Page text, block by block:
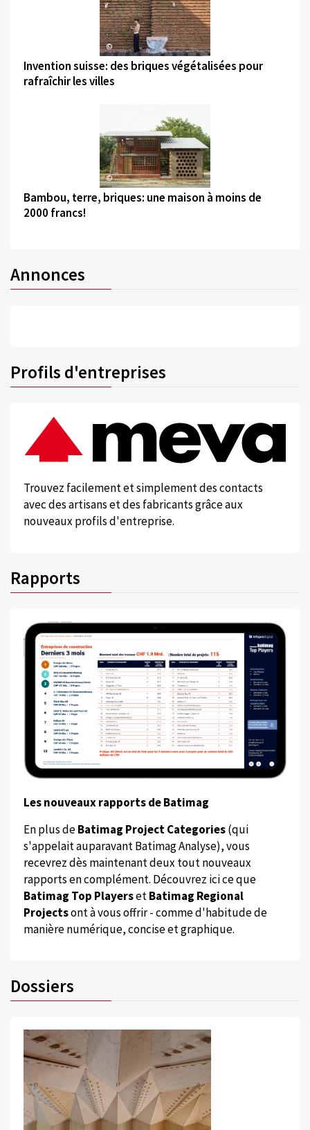
©
Invention suisse: des briques végétalisées pour
rafraîchir les villes
©
Bambou, terre, briques: une maison à moins de
2000 francs!
Annonces
Profils d'entreprises
Trouvez facilement et simplement des contacts
avec des artisans et des fabricants grâce aux
nouveaux profils d'entreprise.
Rapports
Les nouveaux rapports de Batimag
En plus deBatimag Project Categories(qui
s'appelait auparavant Batimag Analyse), vous
recevrez dès maintenant deux tout nouveaux
rapports en complément. Découvrez ici ce que
Batimag Top PlayersetBatimag Regional
Projectsont à vous offrir - comme d'habitude de
manière numérique, concise et graphique.
Dossiers